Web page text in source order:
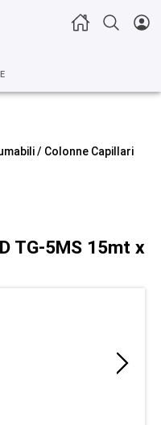
/ Colonne Capillari
TG-5MS 15mt x